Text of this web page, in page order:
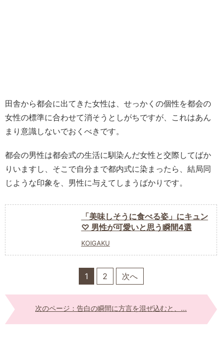
田舎から都会に出てきた女性は、せっかくの個性を都会の
女性の標準に合わせて消そうとしがちですが、これはあん
まり意識しないでおくべきです。
都会の男性は都会式の生活に馴染んだ女性と交際してばか
りいますし、そこで自分まで都内式に染まったら、結局同
じような印象を、男性に与えてしまうばかりです。
「美味しそうに食べる姿」にキュン
♡ 男性が可愛いと思う瞬間4選
KOIGAKU
1 2 次へ
次のページ：告白の瞬間に方言を混ぜ込むと、...